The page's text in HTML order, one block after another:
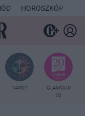
HOROSZKÓP
TAROT
GLAMOUR
20